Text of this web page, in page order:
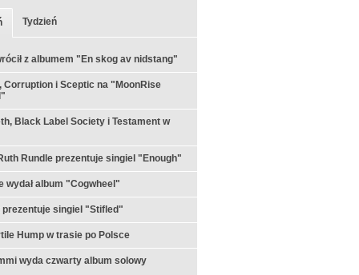
Tydzień
z albumem "En skog av nidstang"
Corruption i Sceptic na "MoonRise
Black Label Society i Testament w
Rundle prezentuje singiel "Enough"
wydał album "Cogwheel"
prezentuje singiel "Stifled"
Hump w trasie po Polsce
wyda czwarty album solowy